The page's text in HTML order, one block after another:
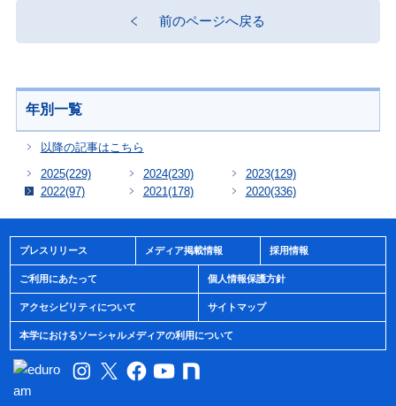
前のページへ戻る
年別一覧
以降の記事はこちら
2025(229) 2024(230) 2023(129)
2022(97) 2021 (178) 2020(336)
プレスリリース メディア掲載情報 採用情報
ご利用にあたって 個人情報保護方針
アクセシビリティについて サイトマップ
本学におけるソーシャルメディアの利用について